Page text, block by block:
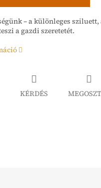
– a különleges
a gazdi szeretetét.
KÉRDÉS